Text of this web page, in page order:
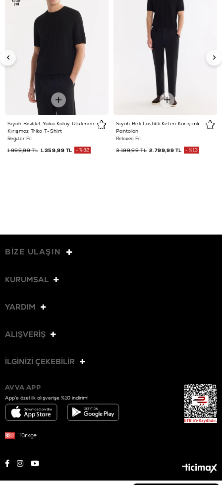
Siyah Bisiklet Yaka Kolay Ütülenen
Kırışmaz Triko T-Shirt
Regular Fit
1.359,99 TL
1.999,99 TL %32
Siyah Beli Lastikli Keten Karışımlı
Pantolon
Relaxed Fit
2.799,99 TL
3.199,99 TL %13
BİZE ULAŞIN
KURUMSAL
YARDIM
ALIŞVERİŞ
İLGİNİZİ ÇEKEBİLİR
AVVA APP
App’e özel ilk alışverişe %10 indirim!
Türkçe